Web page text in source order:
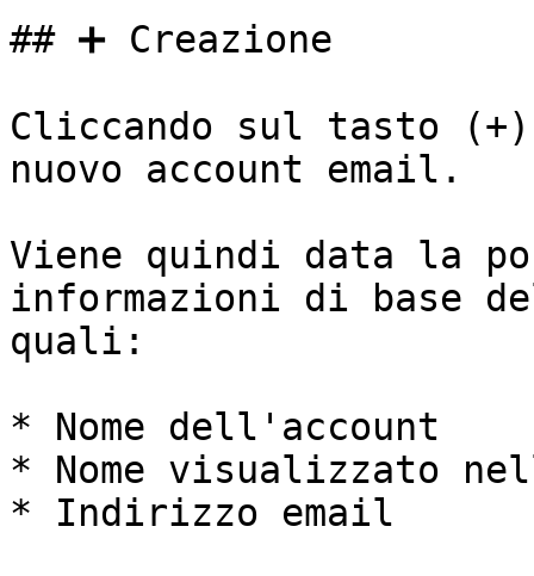
## ➕ Creazione
Cliccando sul tasto
nuovo account email.
Viene quindi data la
informazioni di base
quali:
* Nome dell'account
* Nome visualizzato
* Indirizzo email